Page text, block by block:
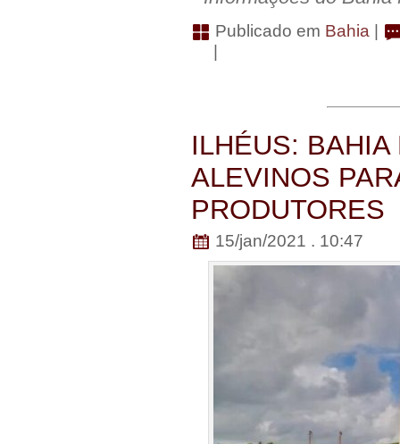
Publicado em Bahia
ILHÉUS:
ALEVINOS
PRODUTORES
15/jan/2021 . 10:47